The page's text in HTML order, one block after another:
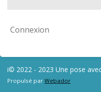
Connexion
i© 2022 - 2023 Une pose
Propulsé par Webador